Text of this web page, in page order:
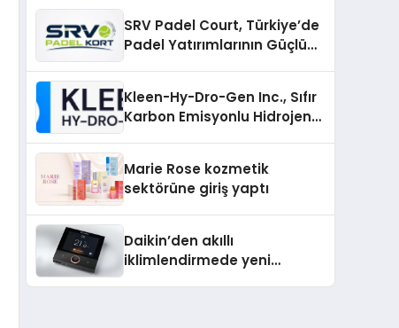
SRV Padel Court, Türkiye’de
Padel Yatırımlarının Güçlü
Kleen-Hy-Dro-Gen Inc., Sıfır
Karbon Emisyonlu Hidrojen
Aldı
Marie Rose kozmetik
sektörüne giriş yaptı
Daikin’den akıllı
iklimlendirmede yeni